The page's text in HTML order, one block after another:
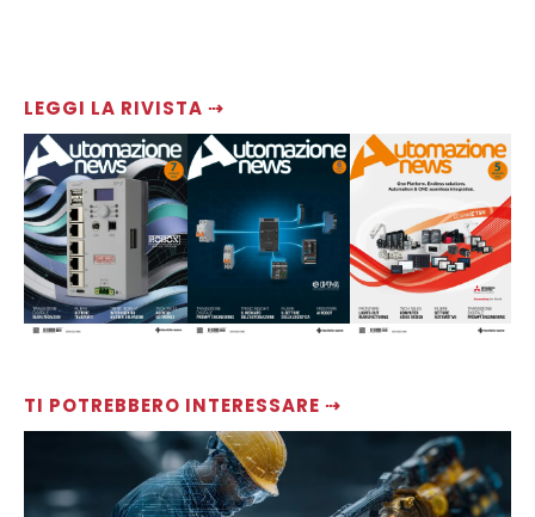
LEGGI LA RIVISTA ⇢
TI POTREBBERO INTERESSARE ⇢